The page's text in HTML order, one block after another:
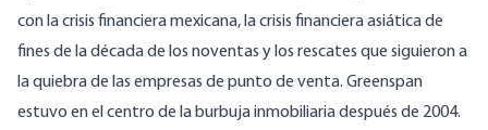
con la crisis financiera mexicana, la crisis financiera asiática de
fines de la década de los noventas y los rescates que siguieron a
la quiebra de las empresas de punto de venta. Greenspan
estuvo en el centro de la burbuja inmobiliariadespués de 2004.